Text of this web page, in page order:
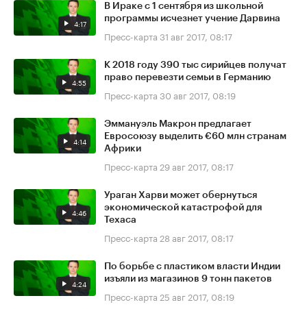
4:17
В Ираке с 1 сентября из школьной
программы исчезнет учение Дарвина
Пресс-карта 31 авг 2017, 08:17
4:55
К 2018 году 390 тыс сирийцев получат
право перевезти семьи в Германию
Пресс-карта 30 авг 2017, 08:19
4:14
Эммануэль Макрон предлагает
Евросоюзу выделить €60 млн странам
Африки
Пресс-карта 29 авг 2017, 08:17
4:46
Ураган Харви может обернуться
экономической катастрофой для
Техаса
Пресс-карта 28 авг 2017, 08:17
4:24
По борьбе с пластиком власти Индии
изъяли из магазинов 9 тонн пакетов
Пресс-карта 25 авг 2017, 08:19